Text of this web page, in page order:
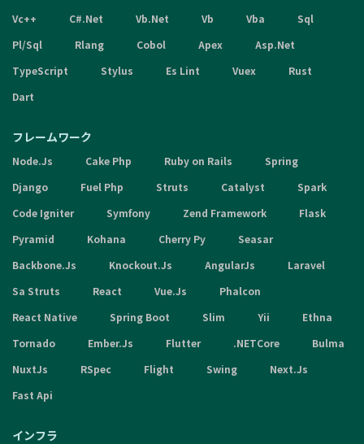
Vc++
C#.Net Vb.Net Vb Vba
Sql
Pl/Sql
Rlang Cobol Apex
Asp.Net
TypeScript
Stylus Es Lint Vuex
Rust
Dart
フレームワーク
Node.Js Cake Php Ruby on Rails
Spring
Django
Fuel Php Struts Catalyst
Spark
Code Igniter
Symfony Zend Framework
Flask
Pyramid
Kohana Cherry Py
Seasar
Backbone.Js
Knockout.Js AngularJs
Laravel
Sa Struts
React Vue.Js
Phalcon
React Native
Spring Boot Slim Yii
Ethna
Tornado
Ember.Js Flutter .NETCore
Bulma
NuxtJs
RSpec Flight Swing
Next.Js
Fast Api
インフラ